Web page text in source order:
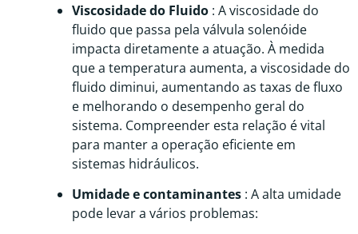
Viscosidade do Fluido : A viscosidade do
fluido que passa pela válvula solenóide
impacta diretamente a atuação. À medida
que a temperatura aumenta, a viscosidade do
fluido diminui, aumentando as taxas de fluxo
e melhorando o desempenho geral do
sistema. Compreender esta relação é vital
para manter a operação eficiente em
sistemas hidráulicos.
Umidade e contaminantes : A alta umidade
pode levar a vários problemas: